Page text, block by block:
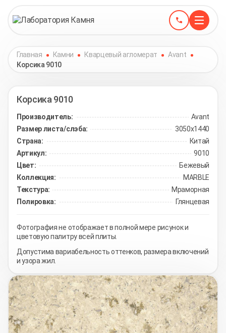
Главная Камни Кварцевый агломерат
Avant
Корсика 9010
Корсика 9010
Производитель:
Avant
Размер листа/слэба:
3050х1440
Страна:
Китай
Артикул:
9010
Цвет:
Бежевый
Коллекция:
MARBLE
Текстура:
Мраморная
Полировка:
Глянцевая
Фотография не отображает в полной мере рисунок и
цветовую палитру всей плиты.
Допустима вариабельность оттенков, размера включений
и узора жил.